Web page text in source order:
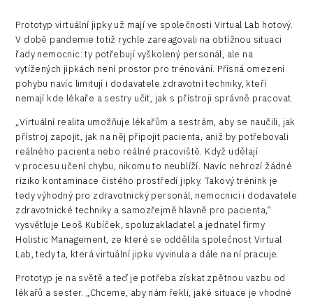
Prototyp virtuální jipky už mají ve společnosti Virtual Lab hotový.
V době pandemie totiž rychle zareagovali na obtížnou situaci
řady nemocnic: ty potřebují vyškolený personál, ale na
vytížených jipkách není prostor pro trénování. Přísná omezení
pohybu navíc limitují i dodavatele zdravotní techniky, kteří
nemají kde lékaře a sestry učit, jak s přístroji správně pracovat.
„Virtuální realita umožňuje lékařům a sestrám, aby se naučili, jak
přístroj zapojit, jak na něj připojit pacienta, aniž by potřebovali
reálného pacienta nebo reálné pracoviště. Když udělají
v procesu učení chybu, nikomu to neublíží. Navíc nehrozí žádné
riziko kontaminace čistého prostředí jipky. Takový trénink je
tedy výhodný pro zdravotnický personál, nemocnici i dodavatele
zdravotnické techniky a samozřejmě hlavně pro pacienta,“
vysvětluje Leoš Kubíček, spoluzakladatel a jednatel firmy
Holistic Management, ze které se oddělila společnost Virtual
Lab, tedy ta, která virtuální jipku vyvinula a dále na ní pracuje.
Prototyp je na světě a teď je potřeba získat zpětnou vazbu od
lékařů a sester. „Chceme, aby nám řekli, jaké situace je vhodné